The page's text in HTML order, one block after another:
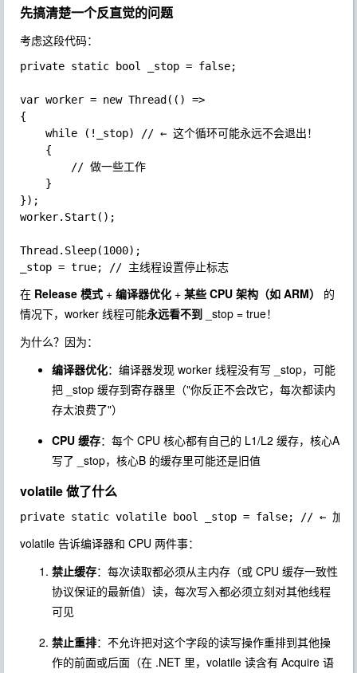
先搞清楚一个反直觉的问题
考虑这段代码：
private static bool _stop = false;
var worker = new Thread(() =>
{
});
worker.Start();
Thread.Sleep(1000);
在 Release 模式 + 编译器优化 + 某些 CPU 架构（如 ARM）
的
情况下，worker 线程可能永远看不到 _stop = true！
为什么？因为：
编译器优化：编译器发现 worker 线程没有写 _stop，可能
把 _stop 缓存到寄存器里（"你反正不会改它，每次都读内
存太浪费了"）
CPU 缓存：每个 CPU 核心都有自己的 L1/L2 缓存，核心A
写了
_stop，核心B 的缓存里可能还是旧值
volatile 做了什么
volatile 告诉编译器和 CPU 两件事：
禁止缓存：每次读取都必须从主内存（或 CPU 缓存一致性
协议保证的最新值）读，每次写入都必须立刻对其他线程
可见
禁止重排：不允许把对这个字段的读写操作重排到其他操
作的前面或后面（在 .NET 里，volatile 读含有 Acquire 语